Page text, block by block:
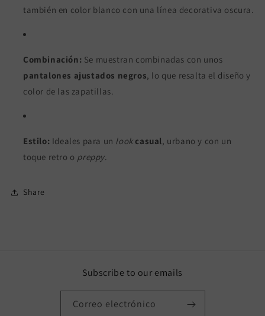
también en color blanco con una línea decorativa oscura.
Combinación: Se muestran combinadas con unos
pantalones ajustados negros, lo que resalta el diseño y
color de las zapatillas.
Estilo: Ideales para un lookcasual, urbano y con un
toque retro o preppy
Share
Subscribe to our emails
Correo electrónico